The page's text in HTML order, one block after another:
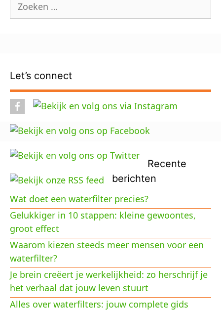
naar:
Let’s connect
Recente
berichten
Wat doet een waterfilter precies?
Gelukkiger in 10 stappen: kleine gewoontes,
groot effect
Waarom kiezen steeds meer mensen voor een
waterfilter?
Je brein creëert je werkelijkheid: zo herschrijf je
het verhaal dat jouw leven stuurt
Alles over waterfilters: jouw complete gids